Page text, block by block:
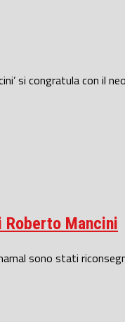
si congratula con il
Mancini
sono stati